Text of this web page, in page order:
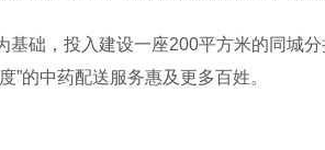
础，投入建设一座200平方米的同城分
”的中药配送服务惠及更多百姓。